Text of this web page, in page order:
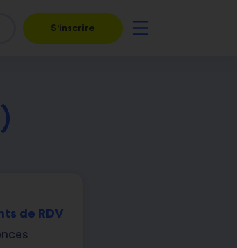
S'inscrire
de RDV